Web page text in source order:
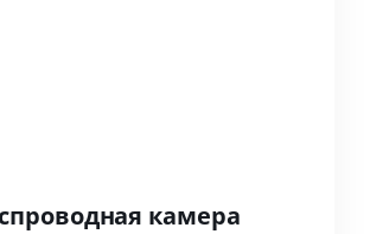
камера